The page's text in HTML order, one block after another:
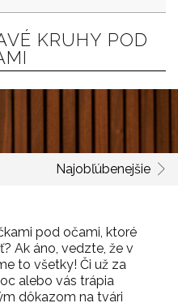
KRUHY POD
Najobľúbenejšie
pod očami, ktoré
Ak áno, vedzte, že v
to všetky! Či už za
alebo vás trápia
dôkazom na tvári